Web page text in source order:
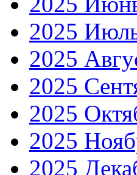
2025
2025
2025
2025
2025
2025